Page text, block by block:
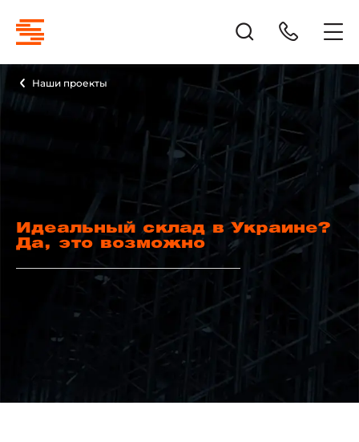
Наши проекты
Идеальный склад в Украине?
Да, это возможно